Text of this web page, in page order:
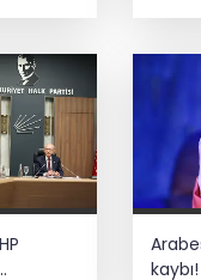
Lavantanın hikayesi
kaybı!